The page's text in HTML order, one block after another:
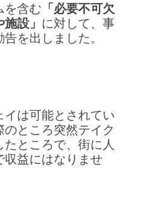
を含む 「必要不可欠
設」 に対して、事
を出しました。
イは可能とされてい
のところ突然テイク
たところで、街に人
収益にはなりませ